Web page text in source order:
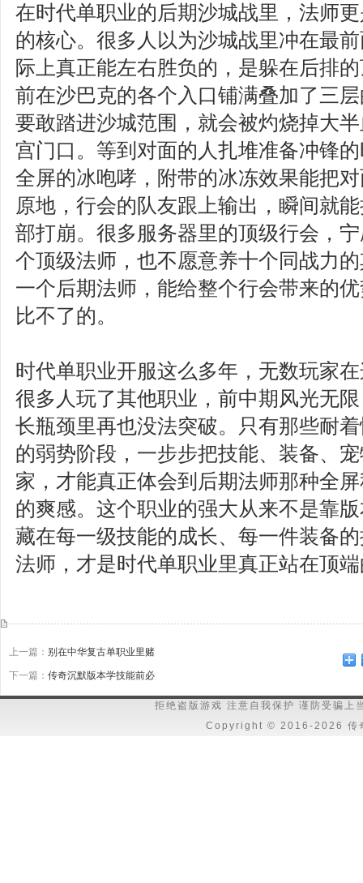
在时代单职业的后期沙城战里，法师
的核心。很多人以为沙城战里冲在最
际上真正能左右胜负的，是躲在后排
前在沙巴克的各个入口铺满叠加了三
要敢踏进沙城范围，就会被灼烧掉大
宫门口。等到对面的人扎堆准备冲锋
全屏的冰咆哮，附带的冰冻效果能把
原地，行会的队友跟上输出，瞬间就
部打崩。很多服务器里的顶级行会，
个顶级法师，也不愿意养十个同战力
一个后期法师，能给整个行会带来的
比不了的。
时代单职业开服这么多年，无数玩家
很多人玩了其他职业，前中期风光无
长瓶颈里再也没法突破。只有那些耐
的弱势阶段，一步步把技能、装备、
家，才能真正体会到后期法师那种全
的爽感。这个职业的强大从来不是靠
藏在每一级技能的成长、每一件装备
法师，才是时代单职业里真正站在顶
上一篇： 别在中华复古单职业里赌
下一篇： 传奇沉默版本学技能前必
拒绝盗版游戏 注意自我保护 谨防受骗上
Copyright © 2016-2026 传